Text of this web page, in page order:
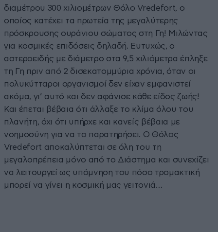
διαμέτρου 300 χιλιομέτρων Θόλο Vredefort, ο
οποίος κατέχει τα πρωτεία της μεγαλύτερης
πρόσκρουσης ουράνιου σώματος στη Γη! Μιλώντας
για κοσμικές επιδόσεις δηλαδή. Ευτυχώς, ο
αστεροειδής με διάμετρο στα 9,5 χιλιόμετρα έπληξε
τη Γη πριν από 2 δισεκατομμύρια χρόνια, όταν οι
πολυκύτταροι οργανισμοί δεν είχαν εμφανιστεί
ακόμα, γι’ αυτό και δεν αφάνισε κάθε είδος ζωής!
Και έπεται βέβαια ότι άλλαξε το κλίμα όλου του
πλανήτη, όχι ότι υπήρχε και κανείς βέβαια με
νοημοσύνη για να το παρατηρήσει. Ο Θόλος
Vredefort αποκαλύπτεται σε όλη του τη
μεγαλοπρέπεια μόνο από το Διάστημα και συνεχίζει
να λειτουργεί ως υπόμνηση του πόσο τρομακτική
μπορεί να γίνει η κοσμική μας γειτονιά…